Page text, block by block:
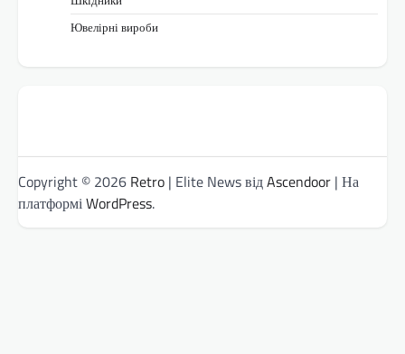
Ювелірні вироби
Copyright © 2026 Retro | Elite News відAscendoor | На
платформіWordPress.